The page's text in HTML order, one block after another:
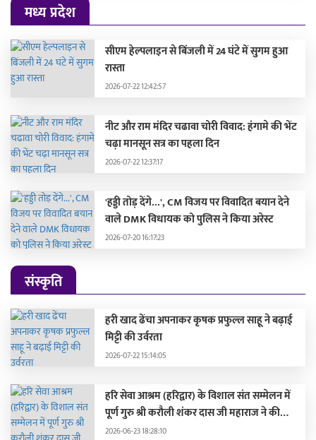
मध्य प्रदेश
सीएम हेल्पलाइन से बिंजली में 24 घंटे में सुगम हुआ
रास्ता
2026-07-22 12:42:57
नीट और राम मंदिर चढावा चोरी विवाद: हंगामे की भेंट
चढ़ा मानसून सत्र का पहला दिन
2026-07-22 12:37:17
'हड्डी तोड़ देंगे...', CM विजय पर विवादित बयान देने
वाले DMK विधायक को पुलिस ने किया अरेस्ट
2026-07-20 16:17:23
संस्कृति
हरी खाद ढेंचा अपनाकर कृषक प्रफुल्ल साहू ने बढ़ाई
मिट्टी की उर्वरता
2026-07-22 15:14:05
हरि सेवा आश्रम (हरिद्वार) के विशाल संत सम्मेलन में
पूर्ण गुरु श्री करौली शंकर दास जी महाराज ने की
सहभागिता, मुख्यमंत्री और दिग्गज संतों द्वारा हुए
2026-06-23 18:28:10